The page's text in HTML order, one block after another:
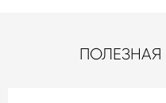
ПОЛЕЗНАЯ